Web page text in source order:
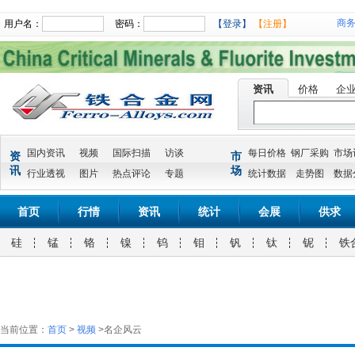
用户名： 密码： 【登录】 【注册】 商
资讯 价格 企
资
讯
国内资讯 视频 国际扫描
访谈
行业透视
图片 热点评论 专题
市
场
每日价格 钢厂采购 市场
统计数据
走势图 数据
首页 行情 资讯 统计 会展 供求
硅 锰 铬 镍 钨 钼 钒 钛 铌 铁
当前位置： 首页 > 视频 >名企风云